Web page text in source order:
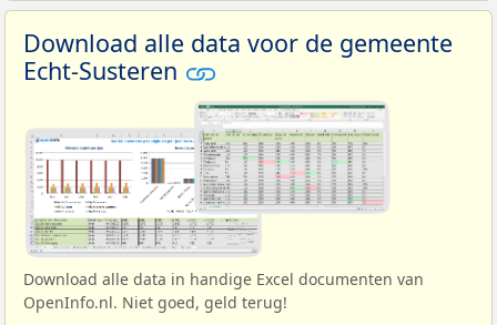
Download alle data voor de gemeente
Echt-Susteren
Download alle data in handige Excel documenten van
OpenInfo.nl. Niet goed, geld terug!